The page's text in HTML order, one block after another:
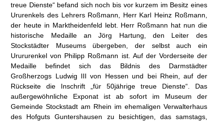
treue Dienste“ befand sich noch bis vor kurzem im Besitz eines
Ururenkels des Lehrers Roßmann, Herr Karl Heinz Roßmann,
der heute in Marktheidenfeld lebt. Herr Roßmann hat nun die
historische Medaille an Jörg Hartung, den Leiter des
Stockstädter Museums übergeben, der selbst auch ein
Urururenkel von Philipp Roßmann ist. Auf der Vorderseite der
Medaille befindet sich das Bildnis des Darmstädter
Großherzogs Ludwig III von Hessen und bei Rhein, auf der
Rückseite die Inschrift „für 50jährige treue Dienste“. Das
außergewöhnliche Exponat ist ab sofort im Museum der
Gemeinde Stockstadt am Rhein im ehemaligen Verwalterhaus
des Hofguts Guntershausen zu besichtigen, das samstags,